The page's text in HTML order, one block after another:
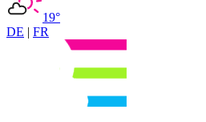
19°
DE | FR